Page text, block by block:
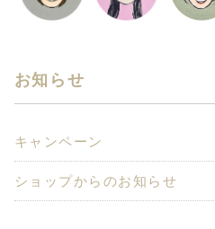
お知らせ
キャンペーン
ショップからのお知らせ